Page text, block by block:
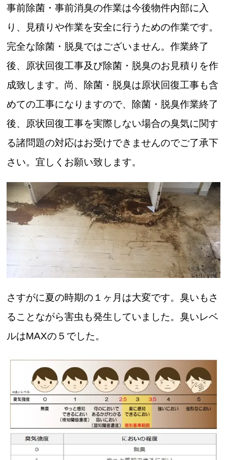
事前除菌・事前消臭の作業は今後物件内部に入
り、見積りや作業を安全に行うための作業です。
完全な除菌・脱臭ではございません。作業終了
後、原状回復工事及び除菌・脱臭のお見積りを作
成致します。尚、除菌・脱臭は原状回復工事も含
めての工事になりますので、除菌・脱臭作業終了
後、原状回復工事を実際しない場合の臭気に関す
る諸問題の対応はお受けできませんのでご了承下
さい。宜しくお願い致します。
さすがに夏の時期の１ヶ月は大変です。臭いもさ
ることながら害虫も発生していました。臭いレベ
ルはMAXの５でした。